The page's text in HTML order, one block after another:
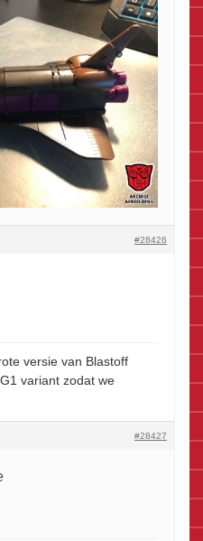
#28426
versie van Blastoff
variant zodat we
#28427